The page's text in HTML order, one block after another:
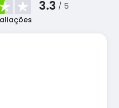
3.3 / 5